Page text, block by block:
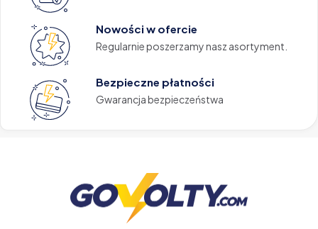
Nowości w ofercie
Regularnie poszerzamy nasz asortyment.
Bezpieczne płatności
Gwarancja bezpieczeństwa